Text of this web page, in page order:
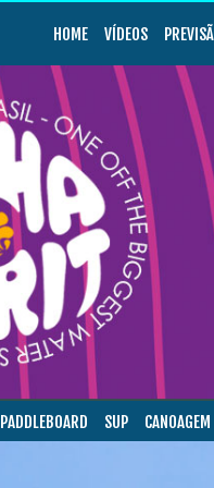
HOME VÍDEOS
PADDLEBOARD SUP